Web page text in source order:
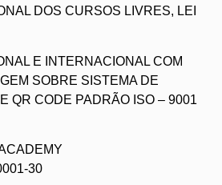
DOS CURSOS LIVRES, LEI
E INTERNACIONAL COM
SOBRE SISTEMA DE
QR CODE PADRÃO ISO – 9001
30